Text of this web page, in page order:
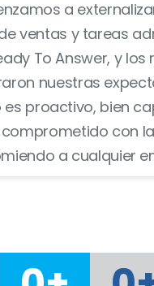
a
ventas y tareas
To Answer, y los
nuestras
es proactivo, bien
con
a cualquier